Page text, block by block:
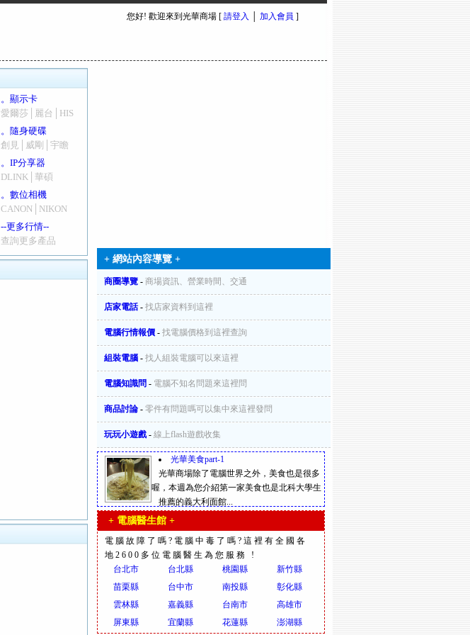
您好! 歡迎來到光華商場 [ 請登入 加入會員 ]
。顯示卡
愛爾莎│麗台│HIS
。隨身硬碟
創見│威剛│宇瞻
。IP分享器
DLINK│華碩
。數位相機
CANON│NIKON
--更多行情--
查詢更多產品
+ 網站內容導覽 +
商圈導覽 - 商場資訊、營業時間、交通
店家電話- 找店家資料到這裡
電腦行情報價 - 找電腦價格到這裡查詢
組裝電腦 - 找人組裝電腦可以來這裡
電腦知識問 - 電腦不知名問題來這裡問
商品討論 - 零件有問題嗎可以集中來這裡發問
玩玩小遊戲 - 線上flash遊戲收集
光華美食part-1
光華商場除了電腦世界之外，美食也是很多
喔，本週為您介紹第一家美食也是北科大學生
推薦的義大利面館...
+ 電腦醫生館 +
電腦故障了嗎?電腦中毒了嗎?這裡有全國各
地2600多位電腦醫生為您服務 !
台北市
台北縣 桃園縣
新竹縣
苗栗縣
台中市 南投縣
彰化縣
雲林縣
嘉義縣 台南市
高雄市
屏東縣
宜蘭縣 花蓮縣 澎湖縣